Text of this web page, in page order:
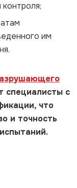
им
с
что
и точность